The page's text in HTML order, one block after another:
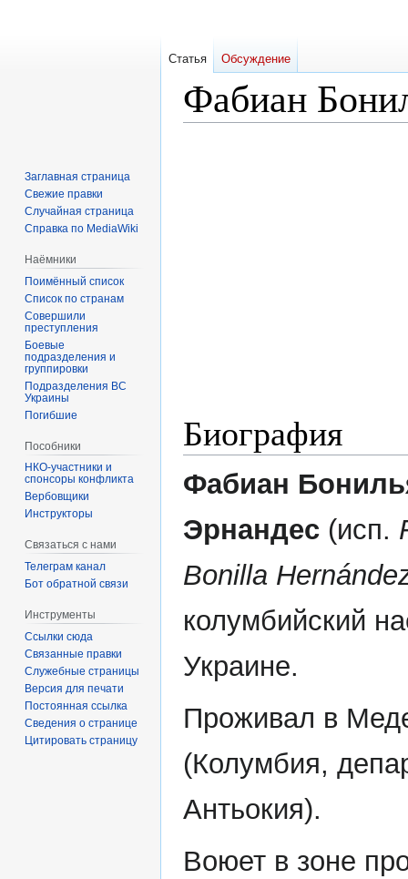
Фабиан
Биография
Фабиан
Эрнандес (исп.
Bonilla
колумбийский
Украине.
Проживал в
(Колумбия,
Антьокия).
Воюет в зоне
Статья Обсуждение
Заглавная страница
Свежие правки
Случайная страница
Справка по MediaWiki
Наёмники
Поимённый список
Список по странам
Совершили
преступления
Боевые
подразделения и
группировки
Подразделения ВС
Украины
Погибшие
Пособники
спонсоры конфликта
‏‎Вербовщики
Инструкторы
Связаться с нами
Телеграм канал
Бот обратной связи
Инструменты
Ссылки сюда
Связанные правки
Служебные страницы
Версия для печати
Постоянная ссылка
Сведения о странице
Цитировать страницу